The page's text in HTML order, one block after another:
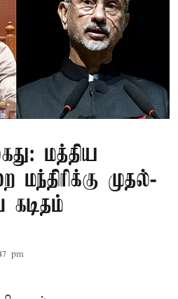
மத்திய
மந்திரிக்கு முதல்-
pm